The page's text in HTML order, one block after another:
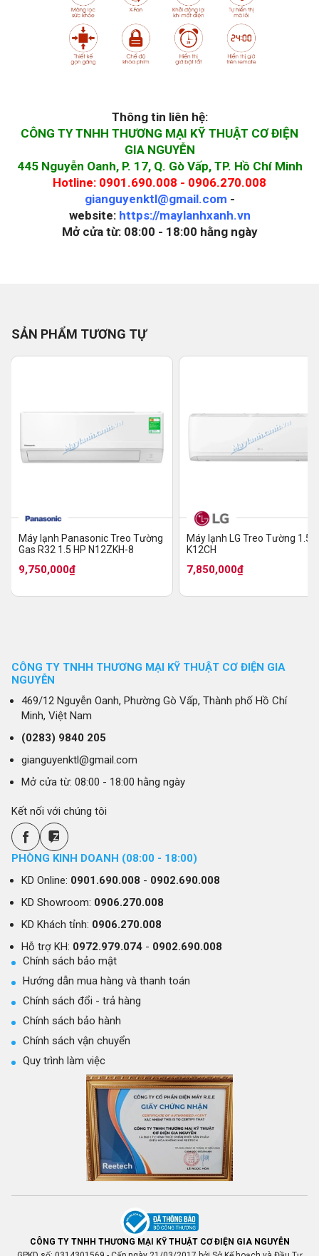
Thông tin liên hệ:
CÔNG TY TNHH THƯƠNG MẠI KỸ THUẬT CƠ ĐIỆN
GIA NGUYỄN
445 Nguyễn Oanh, P. 17, Q. Gò Vấp, TP. Hồ Chí Minh
Hotline: 0901.690.008 - 0906.270.008
gianguyenktl@gmail.com -
website: https://maylanhxanh.vn
Mở cửa từ: 08:00 - 18:00 hằng ngày
SẢN PHẨM TƯƠNG TỰ
Máy lạnh Panasonic Treo Tường
Gas R32 1.5 HP N12ZKH-8
9,750,000₫
Máy lạnh LG Treo Tường 1.5
K12CH
7,850,000₫
CÔNG TY TNHH THƯƠNG MẠI KỸ THUẬT CƠ ĐIỆN GIA
NGUYỄN
469/12 Nguyễn Oanh, Phường Gò Vấp, Thành phố Hồ Chí
Minh, Việt Nam
(0283) 9840 205
gianguyenktl@gmail.com
Mở cửa từ: 08:00 - 18:00 hằng ngày
Kết nối với chúng tôi
PHÒNG KINH DOANH (08:00 - 18:00)
KD Online: 0901.690.008 - 0902.690.008
KD Showroom: 0906.270.008
KD Khách tỉnh: 0906.270.008
Hỗ trợ KH: 0972.979.074- 0902.690.008
Chính sách bảo mật
Hướng dẫn mua hàng và thanh toán
Chính sách đổi - trả hàng
Chính sách bảo hành
Chính sách vận chuyển
Quy trình làm việc
CÔNG TY TNHH THƯƠNG MẠI KỸ THUẬT CƠ ĐIỆN GIA NGUYỄN